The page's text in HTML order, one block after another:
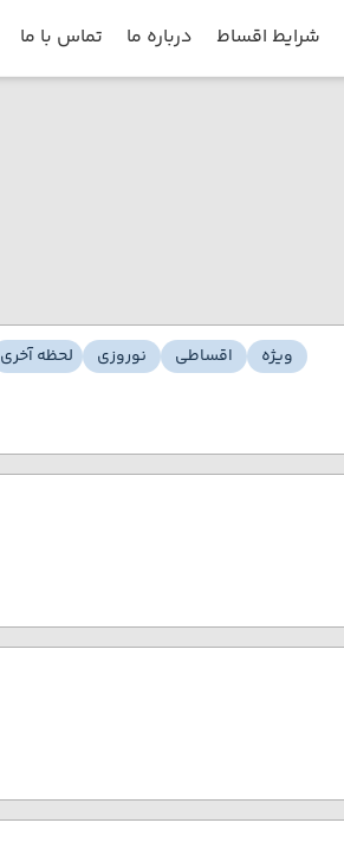
شرایط اقساط درباره ما تماس با ما
ویژه اقساطی نوروزی لحظه آخری